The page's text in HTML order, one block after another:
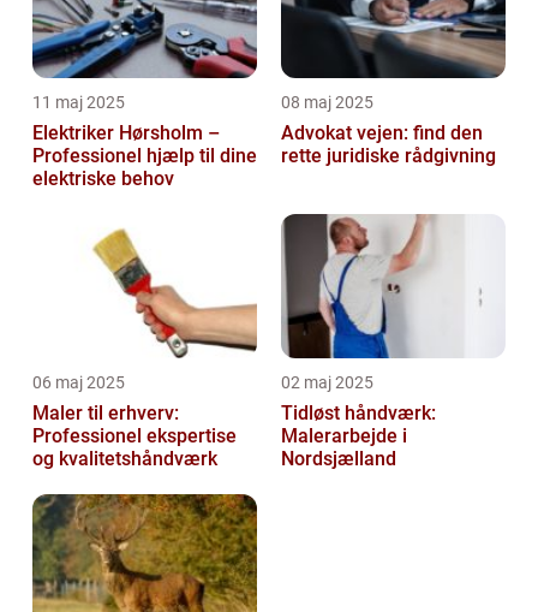
11 maj 2025
Elektriker Hørsholm –
Professionel hjælp til dine
elektriske behov
08 maj 2025
Advokat vejen: find den
rette juridiske rådgivning
06 maj 2025
Maler til erhverv:
Professionel ekspertise
og kvalitetshåndværk
02 maj 2025
Tidløst håndværk:
Malerarbejde i
Nordsjælland